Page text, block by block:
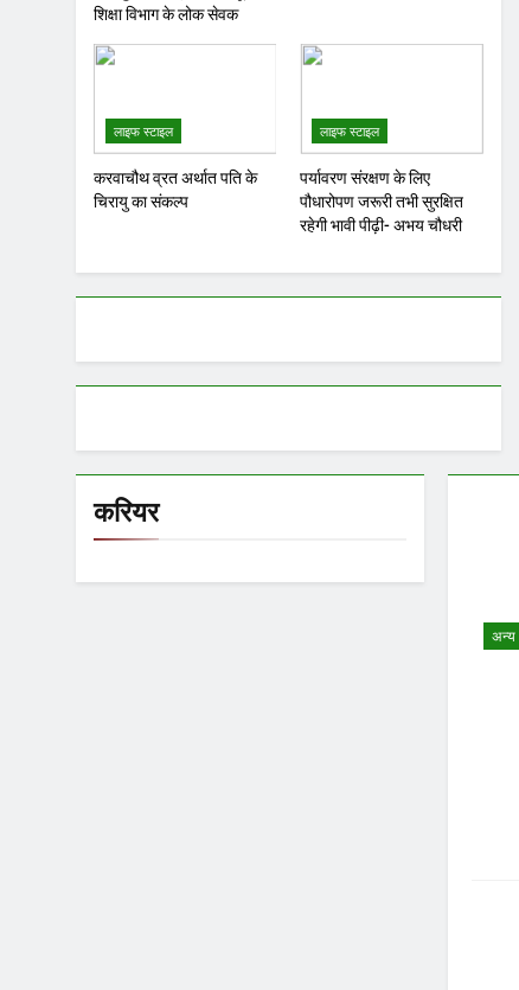
शिक्षा विभाग के लोक सेवक
लाइफ स्टाइल
करवाचौथ व्रत अर्थात पति के
चिरायु का संकल्प
लाइफ स्टाइल
पर्यावरण संरक्षण के लिए
पौधारोपण जरूरी तभी सुरक्षित
रहेगी भावी पीढ़ी- अभय चौधरी
करियर
अन्य